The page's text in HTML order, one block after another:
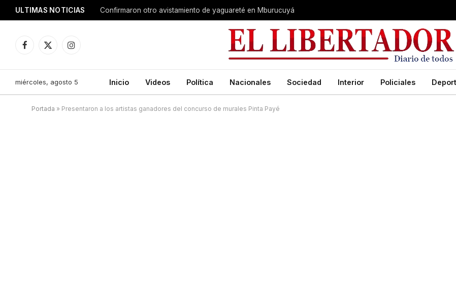
ULTIMAS NOTICIAS Confirmaron otro avistamiento de yaguareté en Mburucuyá
Facebook
X
Instagram
miércoles, agosto 5 Inicio Videos Política Nacionales Sociedad Interior Policiales
Portada » Presentaron a los artistas ganadores del concurso de murales Pinta Payé